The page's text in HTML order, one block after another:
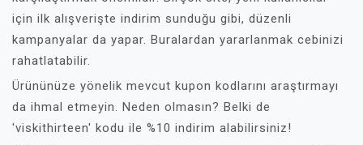
için ilk alışverişte indirim sunduğu gibi, düzenli
kampanyalar da yapar. Buralardan yararlanmak cebinizi
rahatlatabilir.
Ürününüze yönelik mevcut kupon kodlarını araştırmayı
da ihmal etmeyin. Neden olmasın? Belki de
'viskithirteen' kodu ile %10 indirim alabilirsiniz!